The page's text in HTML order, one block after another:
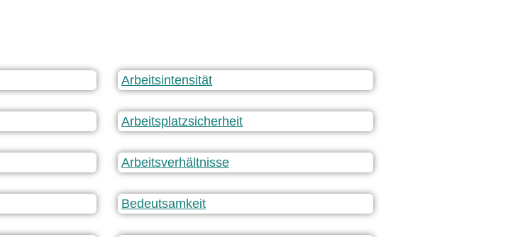
Arbeitsintensität
Arbeitsplatzsicherheit
Arbeitsverhältnisse
Bedeutsamkeit